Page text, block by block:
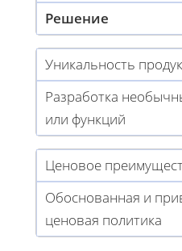
Решение
Уникальность
Разработка
или функций
Ценовое
Обоснованная и
ценовая политика